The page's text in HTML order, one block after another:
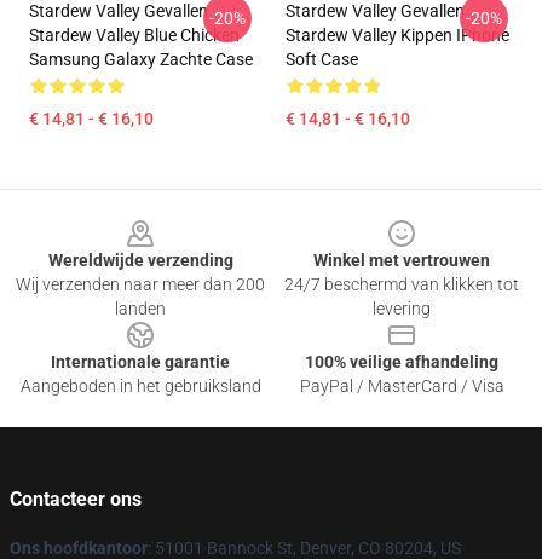
Stardew Valley Gevallen
Stardew Valley Blue Chicken
Samsung Galaxy Zachte Case
€ 14,81 - € 16,10
-20%
Stardew Valley Gevallen
Stardew Valley Kippen IPhone
Soft Case
€ 14,81 - € 16,10
-20%
Wereldwijde verzending
Wij verzenden naar meer dan 200
landen
Winkel met vertrouwen
24/7 beschermd van klikken tot
levering
Internationale garantie
Aangeboden in het gebruiksland
100% veilige afhandeling
PayPal / MasterCard / Visa
Contacteer ons
Ons hoofdkantoor: 51001 Bannock St, Denver, CO 80204, US